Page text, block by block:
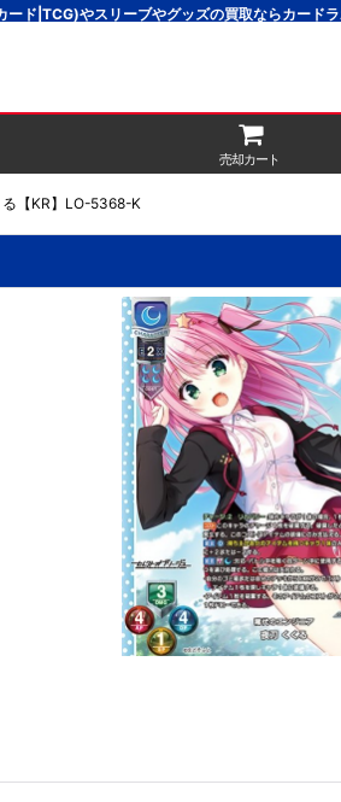
ド|TCG)やスリーブやグッズの買取ならカード
売却カート
る【KR】LO-5368-K